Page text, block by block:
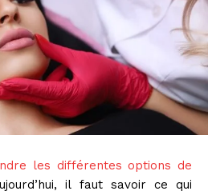
les différentes options de
il faut savoir ce qui